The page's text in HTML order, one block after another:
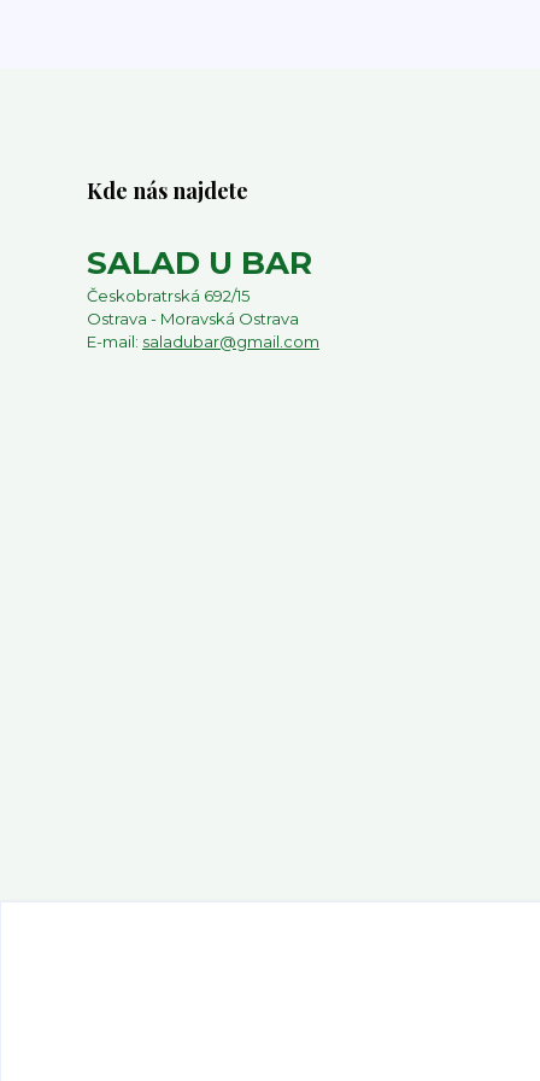
Kde nás najdete
SALAD U BAR
Českobratrská 692/15
Ostrava - Moravská Ostrava
E-mail: saladubar@gmail.com